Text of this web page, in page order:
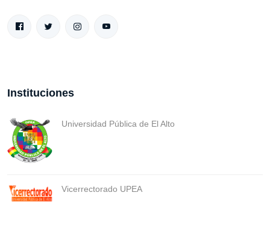
Instituciones
Universidad Pública de El Alto
Vicerrectorado UPEA